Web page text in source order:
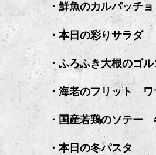
・鮮魚のカルパッチョ
・本日の彩りサラダ
・ふろふき大根のゴ
・海老のフリット ワ
・国産若鶏のソテー
・本日の冬パスタ